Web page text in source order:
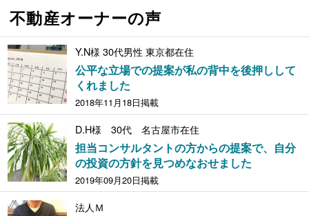
不動産オーナーの声
Y.N様 30代男性 東京都在住
公平な立場での提案が私の背中を後押しして
くれました
2018年11月18日掲載
D.H様 30代 名古屋市在住
担当コンサルタントの方からの提案で、自分
の投資の方針を見つめなおせました
2019年09月20日掲載
法人Ｍ